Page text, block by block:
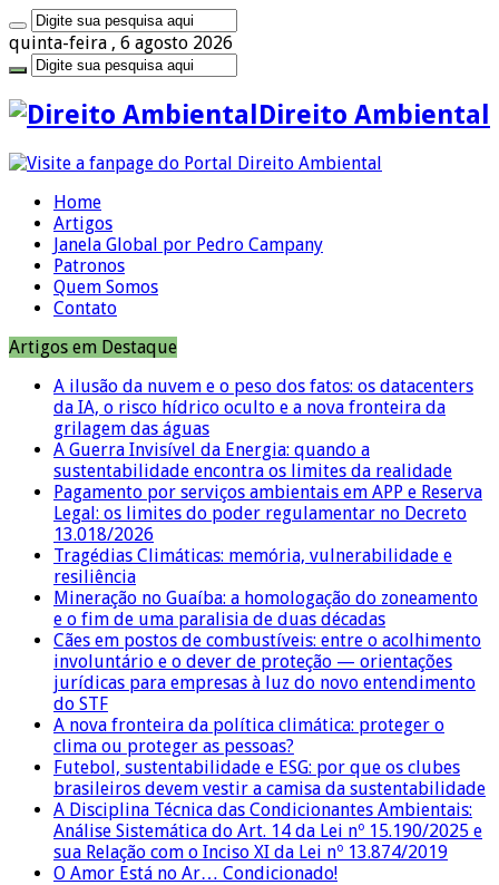
quinta-feira , 6 agosto 2026
Direito Ambiental
Home
Artigos
Janela Global por Pedro Campany
Patronos
Quem Somos
Contato
Artigos em Destaque
A ilusão da nuvem e o peso dos fatos: os datacenters
da IA, o risco hídrico oculto e a nova fronteira da
grilagem das águas
A Guerra Invisível da Energia: quando a
sustentabilidade encontra os limites da realidade
Pagamento por serviços ambientais em APP e Reserva
Legal: os limites do poder regulamentar no Decreto
13.018/2026
Tragédias Climáticas: memória, vulnerabilidade e
resiliência
Mineração no Guaíba: a homologação do zoneamento
e o fim de uma paralisia de duas décadas
Cães em postos de combustíveis: entre o acolhimento
involuntário e o dever de proteção — orientações
jurídicas para empresas à luz do novo entendimento
do STF
A nova fronteira da política climática: proteger o
clima ou proteger as pessoas?
Futebol, sustentabilidade e ESG: por que os clubes
brasileiros devem vestir a camisa da sustentabilidade
A Disciplina Técnica das Condicionantes Ambientais:
Análise Sistemática do Art. 14 da Lei nº 15.190/2025 e
sua Relação com o Inciso XI da Lei nº 13.874/2019
O Amor Está no Ar… Condicionado!